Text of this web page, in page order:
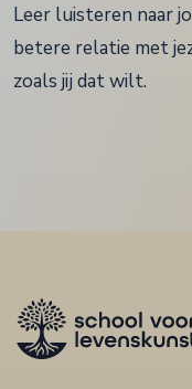
Leer luisteren naar
betere relatie met
zoals jij dat wilt.